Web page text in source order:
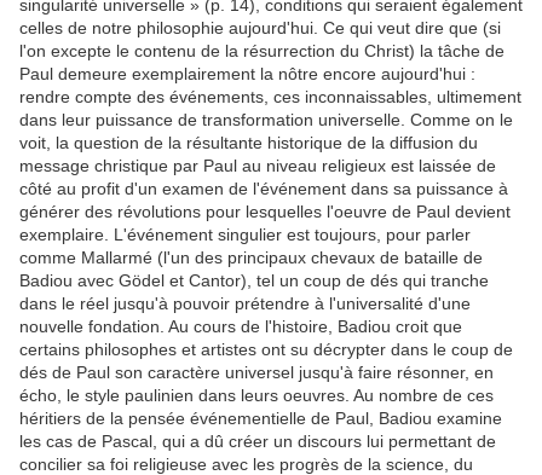
singularité universelle » (p. 14), conditions qui seraient également
celles de notre philosophie aujourd'hui. Ce qui veut dire que (si
l'on excepte le contenu de la résurrection du Christ) la tâche de
Paul demeure exemplairement la nôtre encore aujourd'hui :
rendre compte des événements, ces inconnaissables, ultimement
dans leur puissance de transformation universelle. Comme on le
voit, la question de la résultante historique de la diffusion du
message christique par Paul au niveau religieux est laissée de
côté au profit d'un examen de l'événement dans sa puissance à
générer des révolutions pour lesquelles l'oeuvre de Paul devient
exemplaire. L'événement singulier est toujours, pour parler
comme Mallarmé (l'un des principaux chevaux de bataille de
Badiou avec Gödel et Cantor), tel un coup de dés qui tranche
dans le réel jusqu'à pouvoir prétendre à l'universalité d'une
nouvelle fondation. Au cours de l'histoire, Badiou croit que
certains philosophes et artistes ont su décrypter dans le coup de
dés de Paul son caractère universel jusqu'à faire résonner, en
écho, le style paulinien dans leurs oeuvres. Au nombre de ces
héritiers de la pensée événementielle de Paul, Badiou examine
les cas de Pascal, qui a dû créer un discours lui permettant de
concilier sa foi religieuse avec les progrès de la science, du